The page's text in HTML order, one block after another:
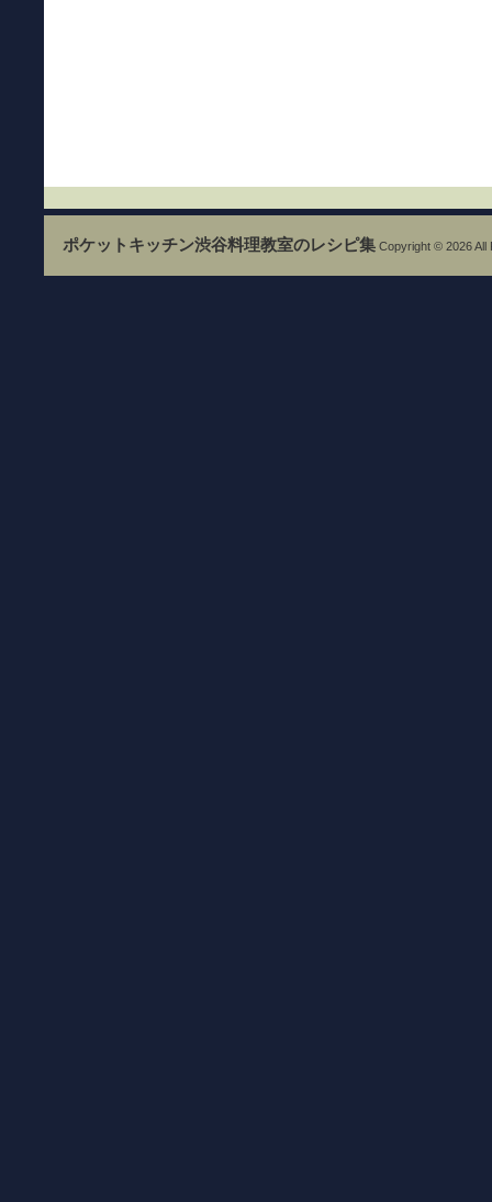
ポケットキッチン渋谷料理教室のレシピ集 Copyright © 2026 All